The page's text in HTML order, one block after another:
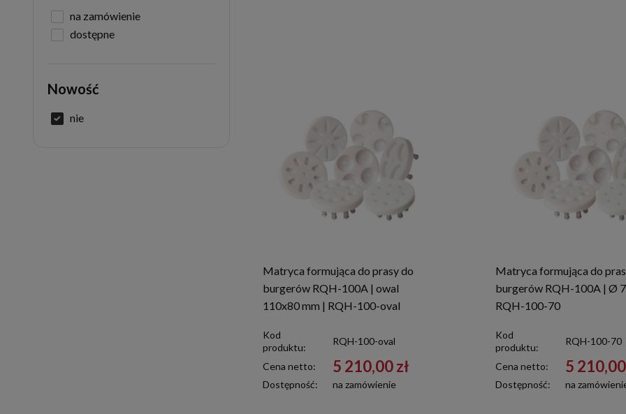
na zamówienie
dostępne
Nowość
nie
Matryca formująca do prasy do
burgerów RQH-100A | owal
110x80 mm | RQH-100-oval
Kod
produktu:
RQH-100-oval
Cena netto: 5 210,00 zł
Dostępność: na zamówienie
Matryca formująca do
burgerów RQH-100A | Ø
RQH-100-70
Kod
produktu:
RQH-100-70
Cena netto: 5 210,00
Dostępność: na